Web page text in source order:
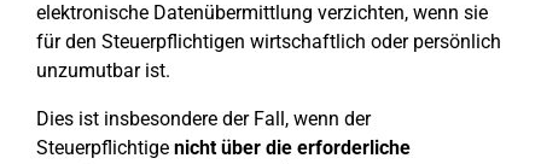
elektronische Datenübermittlung verzichten, wenn sie
für den Steuerpflichtigen wirtschaftlich oder persönlich
unzumutbar ist.
Dies ist insbesondere der Fall, wenn der
Steuerpflichtige nicht über die erforderliche